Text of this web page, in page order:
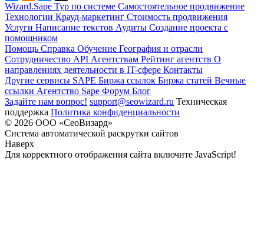
Wizard.Sape Тур по системе Самостоятельное продвижение
Технологии Крауд-маркетинг Стоимость продвижения
Услуги Написание текстов Аудиты Создание проекта с
помощником
Помощь Справка Обучение География и отрасли
Сотрудничество API Агентствам Рейтинг агентств О
направлениях деятельности в IT-сфере Контакты
Другие сервисы SAPE Биржа ссылок Биржа статей Вечные
ссылки Агентство Sape Форум Блог
Задайте нам вопрос! support@seowizard.ru Техническая
поддержка Политика конфиденциальности
© 2026 ООО «СеоВизард»
Система автоматической раскрутки сайтов
Наверх
Для корректного отображения сайта включите JavaScript!